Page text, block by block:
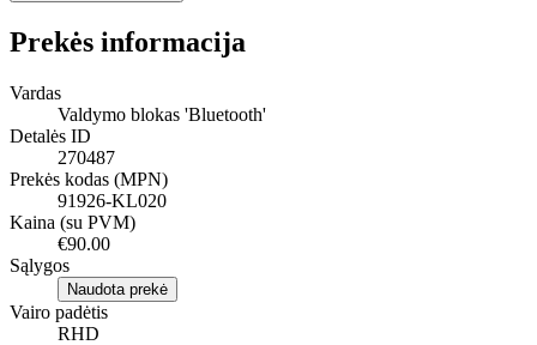
Prekės informacija
Vardas
Valdymo blokas 'Bluetooth'
Detalės ID
270487
Prekės kodas (MPN)
91926-KL020
Kaina (su PVM)
€90.00
Sąlygos
Naudota prekė
Vairo padėtis
RHD